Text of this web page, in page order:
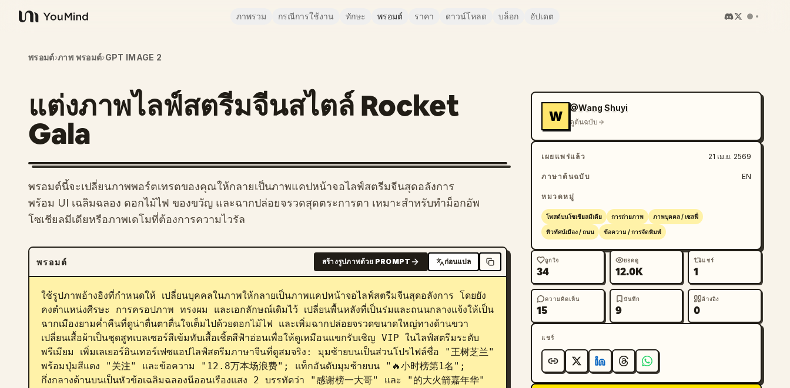
YouMind
ภาพรวม กรณีการใช้งาน ทักษะ พรอมต์ ราคา ดาวน์โหลด บล็อก อัปเดต
พรอมต์›ภาพ พรอมต์›GPT IMAGE 2
แต่งภาพไลฟ์สตรีมจีนสไตล์ Rocket
Gala
พรอมต์นี้จะเปลี่ยนภาพพอร์ตเทรตของคุณให้กลายเป็นภาพแคปหน้าจอไลฟ์สตรีมจีนสุดอลังการ
พร้อม UI เฉลิมฉลอง ดอกไม้ไฟ ของขวัญ และฉากปล่อยจรวดสุดตระการตา เหมาะสำหรับทำม็อกอัพ
โซเชียลมีเดียหรือภาพเดโมที่ต้องการความไวรัล
พรอมต์ สร้างรูปภาพด้วย PROMPT ก่อนแปล
ใช้รูปภาพอ้างอิงที่กำหนดให้ เปลี่ยนบุคคลในภาพให้กลายเป็นภาพแคปหน้าจอไลฟ์สตรีมจีนสุดอลังการ โดยยัง
คงตำแหน่งศีรษะ การครอปภาพ ทรงผม และเอกลักษณ์เดิมไว้ เปลี่ยนพื้นหลังที่เป็นร่มและถนนกลางแจ้งให้เป็น
ฉากเมืองยามค่ำคืนที่ดูน่าตื่นตาตื่นใจเต็มไปด้วยดอกไม้ไฟ และเพิ่มฉากปล่อยจรวดขนาดใหญ่ทางด้านขวา
เปลี่ยนเสื้อผ้าเป็นชุดสูทเบลเซอร์สีเข้มทับเสื้อเชิ้ตสีฟ้าอ่อนเพื่อให้ดูเหมือนแขกรับเชิญ VIP ในไลฟ์สตรีมระดับ
พรีเมียม เพิ่มเลเยอร์อินเทอร์เฟซแอปไลฟ์สตรีมภาษาจีนที่ดูสมจริง: มุมซ้ายบนเป็นส่วนโปรไฟล์ชื่อ "王树芝兰"
พร้อมปุ่มสีแดง "关注" และข้อความ "12.8万本场浪费"; แท็กอันดับมุมซ้ายบน "🔥小时榜第1名";
กึ่งกลางด้านบนเป็นหัวข้อเฉลิมฉลองนีออนเรืองแสง 2 บรรทัดว่า "感谢榜一大哥" และ "的大火箭嘉年华"
W
@Wang Shuyi
ดูต้นฉบับ
เผยแพร่แล้ว 21 เม.ย. 2569
ภาษาต้นฉบับ EN
หมวดหมู่
โพสต์บนโซเชียลมีเดีย การถ่ายภาพ ภาพบุคคล / เซลฟี่
ทิวทัศน์เมือง / ถนน ข้อความ / การจัดพิมพ์
ถูกใจ
34
ยอดดู
12.0K
แชร์
1
ความคิดเห็น
15
บันทึก
9
อ้างอิง
0
แชร์